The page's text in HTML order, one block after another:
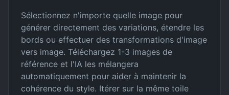
Sélectionnez n'importe quelle image pour
générer directement des variations, étendre les
bords ou effectuer des transformations d'image
vers image. Téléchargez 1-3 images de
référence et l'IA les mélangera
automatiquement pour aider à maintenir la
cohérence du style. Itérer sur la même toile